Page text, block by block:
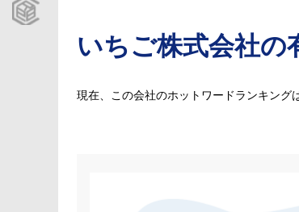
いちご株式会社の
現在、この会社のホットワードランキング